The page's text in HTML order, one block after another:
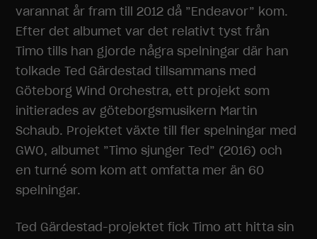
varannat år fram till 2012 då ”Endeavor” kom.
Efter det albumet var det relativt tyst från
Timo tills han gjorde några spelningar där han
tolkade Ted Gärdestad tillsammans med
Göteborg Wind Orchestra, ett projekt som
initierades av göteborgsmusikern Martin
Schaub. Projektet växte till fler spelningar med
GWO, albumet ”Timo sjunger Ted” (2016) och
en turné som kom att omfatta mer än 60
spelningar.
Ted Gärdestad-projektet fick Timo att hitta sin